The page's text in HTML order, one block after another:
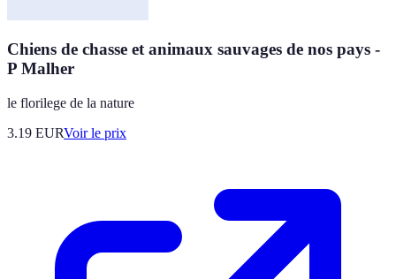
Chiens de chasse et animaux sauvages de nos pays -
P Malher
le florilege de la nature
3.19 EURVoir le prix